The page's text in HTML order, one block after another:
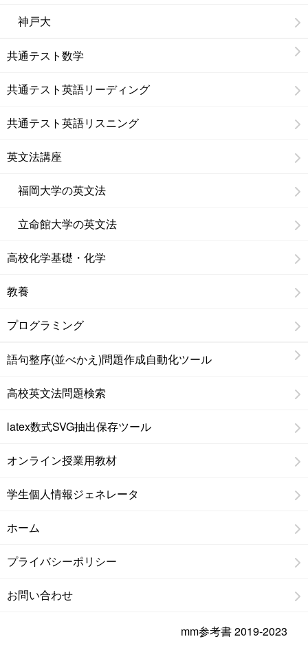
神戸大
共通テスト数学
共通テスト英語リーディング
共通テスト英語リスニング
英文法講座
福岡大学の英文法
立命館大学の英文法
高校化学基礎・化学
教養
プログラミング
語句整序(並べかえ)問題作成自動化ツール
高校英文法問題検索
latex数式SVG抽出保存ツール
オンライン授業用教材
学生個人情報ジェネレータ
ホーム
プライバシーポリシー
お問い合わせ
mm参考書 2019-2023